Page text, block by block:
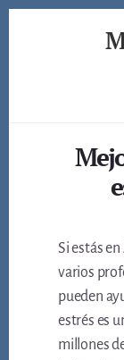
profesionales
Si estás
varios
pueden
estrés es
millones